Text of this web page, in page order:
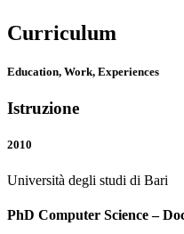
Curriculum
Education, Work, Experiences
Istruzione
2010
Università degli studi di Bari
PhD Computer Science –